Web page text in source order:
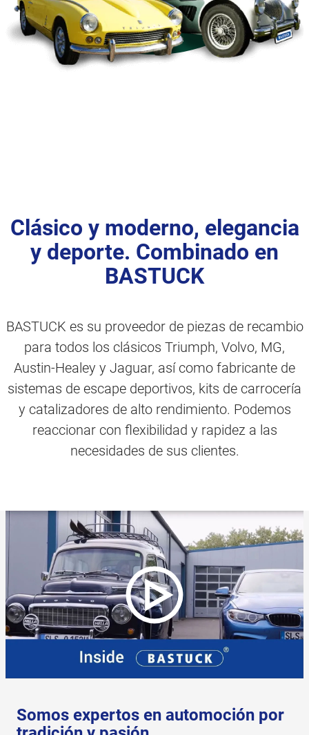
Clásico y moderno, elegancia
y deporte. Combinado en
BASTUCK
BASTUCK es su proveedor de piezas de recambio
para todos los clásicos Triumph, Volvo, MG,
Austin-Healey y Jaguar, así como fabricante de
sistemas de escape deportivos, kits de carrocería
y catalizadores de alto rendimiento. Podemos
reaccionar con flexibilidad y rapidez a las
necesidades de sus clientes.
Somos expertos en automoción por